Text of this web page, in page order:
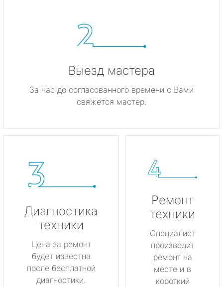
Выезд мастера
За час до согласованного времени с Вами
свяжется мастер.
Диагностика
техники
Цена за ремонт
будет известна
после бесплатной
диагностики.
Ремонт
техники
Специалист
производит
ремонт на
месте и в
короткий